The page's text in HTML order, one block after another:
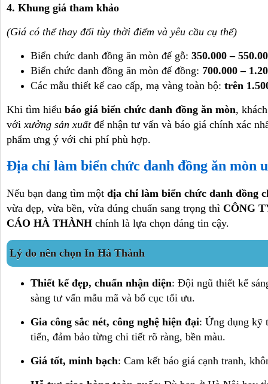
4. Khung giá tham khảo
(Giá có thể thay đổi tùy thời điểm và yêu cầu cụ thể)
Biển chức danh đồng ăn mòn đế gỗ: 350.000 –
Biển chức danh đồng ăn mòn đế đồng: 700.000 –
Các mẫu thiết kế cao cấp, mạ vàng toàn bộ: trên
Khi tìm hiểu báo giá biển chức danh đồng ăn mòn,
với xưởng sản xuấtđể nhận tư vấn và báo giá chính xác
phẩm ưng ý với chi phí phù hợp.
Địa chỉ làm biển chức danh đồng ăn mòn
Nếu bạn đang tìm một địa chỉ làm biển chức danh đồng
vừa đẹp, vừa bền, vừa đúng chuẩn sang trọng thì CÔNG
CÁO HÀ THÀNH chính là lựa chọn đáng tin cậy.
Lý do nên chọn In Hà Thành
Thiết kế đẹp, chuẩn nhận diện: Đội ngũ thiết kế
sàng tư vấn mẫu mã và bố cục tối ưu.
Gia công sắc nét, công nghệ hiện đại: Ứng dụng kỹ
tiến, đảm bảo từng chi tiết rõ ràng, bền màu.
Giá tốt, minh bạch: Cam kết báo giá cạnh tranh,